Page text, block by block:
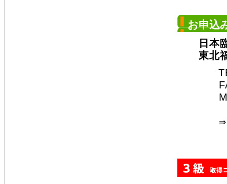
お申込
日本臨
東北福
⇒